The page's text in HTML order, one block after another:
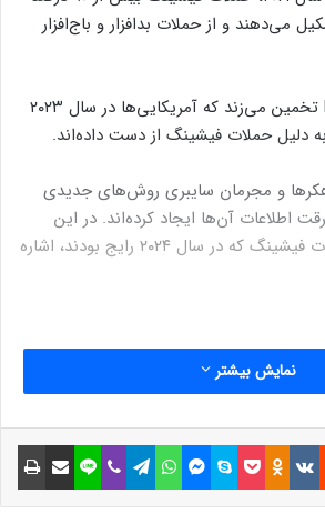
می‌دهند و از حملات بدافزار و باج‌افزار
به گزارش lastech، FBI تخمین می‌زند که آمریکایی‌ها در سال ۲۰۲۳
و مجرمان سایبری روش‌های جدیدی
اطلاعات آن‌ها ایجاد کرده‌اند. در این
مقاله، به مهم‌ترین حملات فیشینگ که در سال ۲۰۲۴ رایج بودند، اشاره
برای سرقت اطلاعات حساس است و
می‌شود.
طبق گزارش FBI، تعداد ایمیل‌های جعلی در روز حدود ۳.۴ میلیارد
موضوع را به بزرگ‌ترین جرم گزارش‌شده
نمایش بیشتر
Reddit
VKontakte
Odnoklassniki پاکت اسکایپ مسنجر واتس آپ تلگرام وایبر لاین اشتراک گذاری با ایمیل